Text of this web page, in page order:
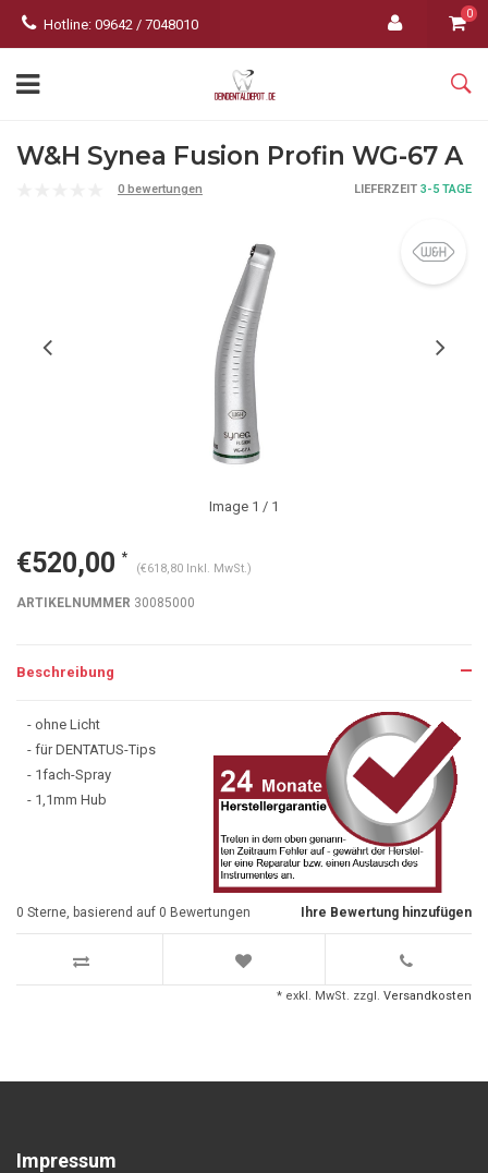
Hotline: 09642 / 7048010
0
W&H Synea Fusion Profin WG-67 A
0 bewertungen LIEFERZEIT 3-5 TAGE
Image 1 / 1
€520,00 *
(€618,80 Inkl. MwSt.)
ARTIKELNUMMER 30085000
Beschreibung
- ohne Licht
- für DENTATUS-Tips
- 1fach-Spray
- 1,1mm Hub
Ihre Bewertung hinzufügen
0 Sterne, basierend auf 0 Bewertungen
* exkl. MwSt. zzgl. Versandkosten
Impressum